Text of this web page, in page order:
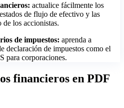
actualice fácilmente los
de flujo de efectivo y las
de los accionistas.
de impuestos: aprenda a
declaración de impuestos como el
para corporaciones.
financieros en PDF